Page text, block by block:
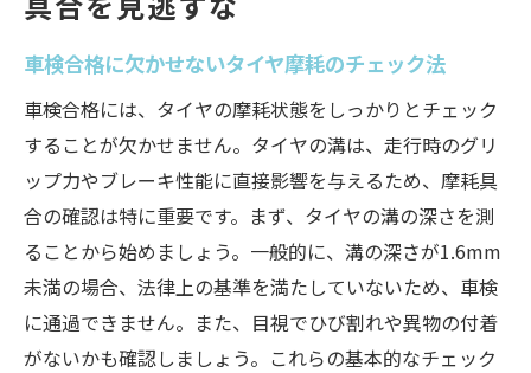
車検合格に欠かせないタイヤ摩耗のチェック法
車検合格には、タイヤの摩耗状態をしっかりとチェック
することが欠かせません。タイヤの溝は、走行時のグリ
ップ力やブレーキ性能に直接影響を与えるため、摩耗具
合の確認は特に重要です。まず、タイヤの溝の深さを測
ることから始めましょう。一般的に、溝の深さが1.6mm
未満の場合、法律上の基準を満たしていないため、車検
に通過できません。また、目視でひび割れや異物の付着
がないかも確認しましょう。これらの基本的なチェック